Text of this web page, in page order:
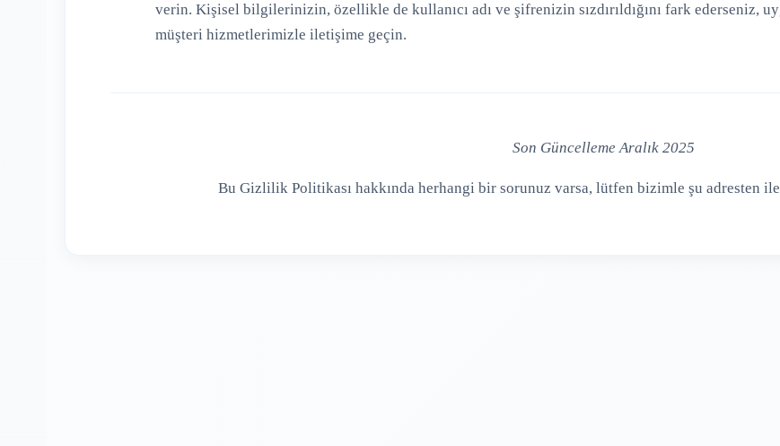
verin. Kişisel bilgilerinizin, özellikle de kullanıcı adı ve şifrenizin sızdırıldığını fark ederseniz,
müşteri hizmetlerimizle iletişime geçin.
Son Güncelleme Aralık 2025
Bu Gizlilik Politikası hakkında herhangi bir sorunuz varsa, lütfen bizimle şu adresten